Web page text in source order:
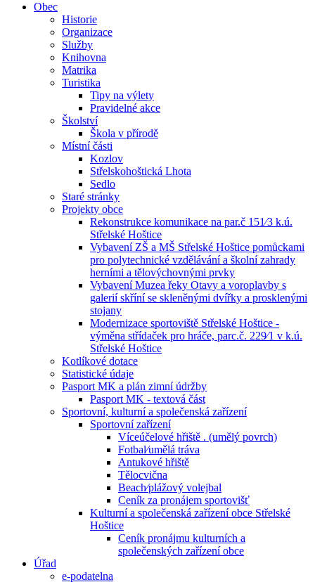
Obec
Historie
Organizace
Služby
Knihovna
Matrika
Turistika
Tipy na výlety
Pravidelné akce
Školství
Škola v přírodě
Místní části
Kozlov
Střelskohoštická Lhota
Sedlo
Staré stránky
Projekty obce
Rekonstrukce komunikace na par.č 151⁄3 k.ú.
Střelské Hoštice
Vybavení ZŠ a MŠ Střelské Hoštice pomůckami
pro polytechnické vzdělávání a školní zahrady
herními a tělovýchovnými prvky
Vybavení Muzea řeky Otavy a voroplavby s
galerií skříní se skleněnými dvířky a prosklenými
stojany
Modernizace sportoviště Střelské Hoštice -
výměna střídaček pro hráče, parc.č. 229⁄1 v k.ú.
Střelské Hoštice
Kotlíkové dotace
Statistické údaje
Pasport MK a plán zimní údržby
Pasport MK - textová část
Sportovní, kulturní a společenská zařízení
Sportovní zařízení
Víceúčelové hřiště . (umělý povrch)
Fotbal⁄umělá tráva
Antukové hřiště
Tělocvična
Beach⁄plážový volejbal
Ceník za pronájem sportovišť
Kulturní a společenská zařízení obce Střelské
Hoštice
Ceník pronájmu kulturních a
společenských zařízení obce
Úřad
e-podatelna